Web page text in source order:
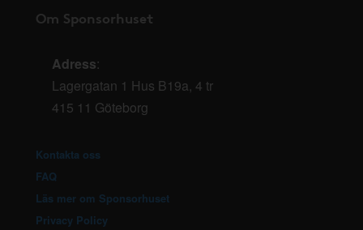
Om Sponsorhuset
Adress:
Lagergatan 1 Hus B19a, 4 tr
415 11 Göteborg
Kontakta oss
FAQ
Läs mer om Sponsorhuset
Privacy Policy